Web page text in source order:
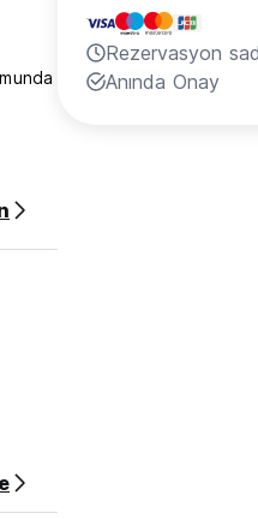
Rezervasyon
Anında Onay